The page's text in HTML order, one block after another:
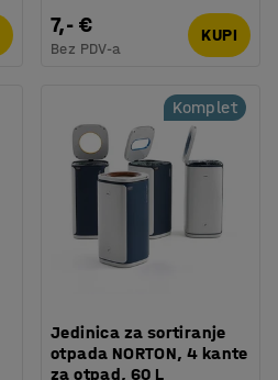
7,- €
Bez PDV-a
KUPI
Komplet
Jedinica za sortiranje
otpada NORTON, 4 kante
za otpad, 60 L